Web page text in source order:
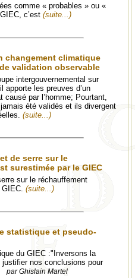
comme « probables » ou «
c’est (suite...)
changement climatique
validation observable
intergouvernemental sur
apporte les preuves d’un
par l’homme; Pourtant,
été validés et ils divergent
(suite...)
de serre sur le
surestimée par le GIEC
sur le réchauffement
(suite...)
statistique et pseudo-
du GIEC :"Inversons la
nos conclusions pour
par Ghislain Martel